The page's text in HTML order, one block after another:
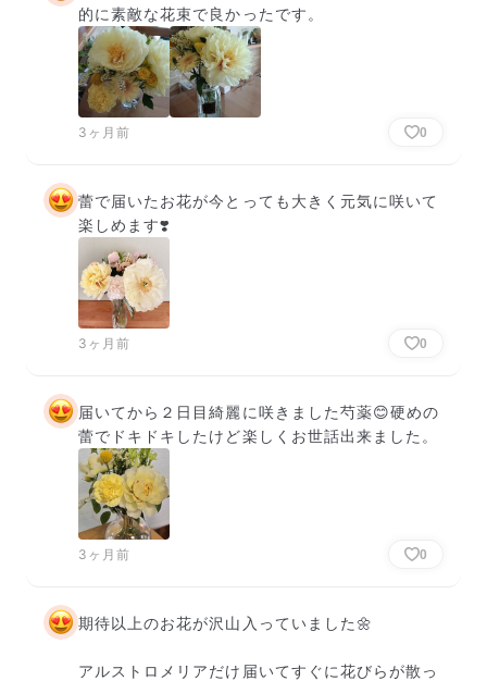
的に素敵な花束で良かったです。
3ヶ月前 0
蕾で届いたお花が今とっても大きく元気に咲いて
楽しめます❣️
3ヶ月前 0
届いてから２日目綺麗に咲きました芍薬😊硬めの
蕾でドキドキしたけど楽しくお世話出来ました。
3ヶ月前 0
期待以上のお花が沢山入っていました🌼
アルストロメリアだけ届いてすぐに花びらが散っ